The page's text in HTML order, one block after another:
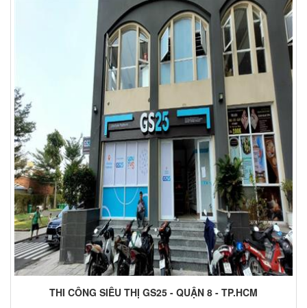
THI CÔNG SIÊU THỊ GS25 - QUẬN 8 - TP.HCM